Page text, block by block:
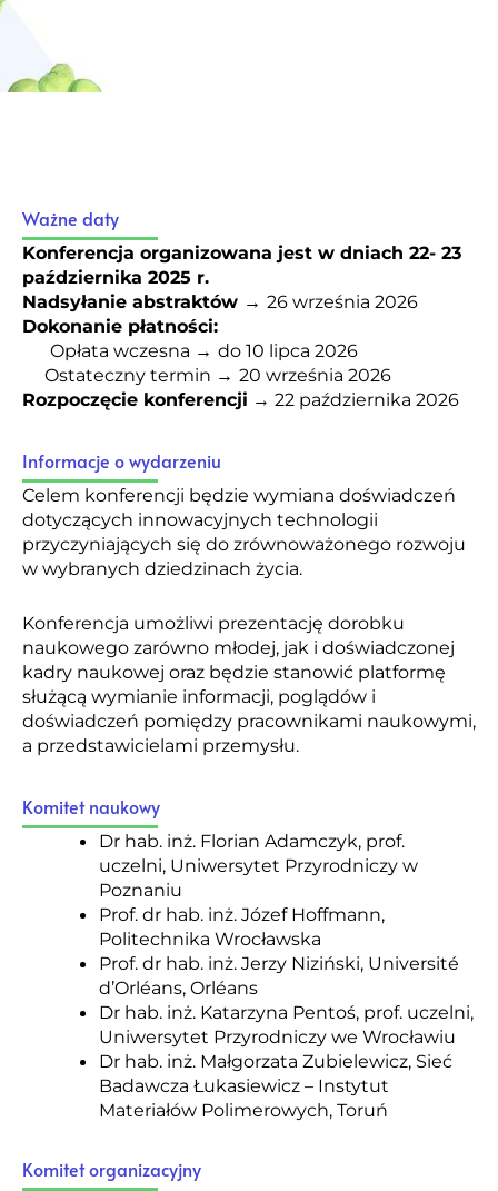
Ważne daty
Konferencja organizowana jest w dniach 22- 23
października 2025 r.
Nadsyłanie abstraktów → 26 września 2026
Dokonanie płatności:
Opłata wczesna → do 10 lipca 2026
Ostateczny termin → 20 września 2026
Rozpoczęcie konferencji → 22 października 2026
Informacje o wydarzeniu
Celem konferencji będzie wymiana doświadczeń
dotyczących innowacyjnych technologii
przyczyniających się do zrównoważonego rozwoju
w wybranych dziedzinach życia.
Konferencja umożliwi prezentację dorobku
naukowego zarówno młodej, jak i doświadczonej
kadry naukowej oraz będzie stanowić platformę
służącą wymianie informacji, poglądów i
doświadczeń pomiędzy pracownikami naukowymi,
a przedstawicielami przemysłu.
Komitet naukowy
Dr hab. inż. Florian Adamczyk, prof.
uczelni, Uniwersytet Przyrodniczy w
Poznaniu
Prof. dr hab. inż. Józef Hoffmann,
Politechnika Wrocławska
Prof. dr hab. inż. Jerzy Niziński, Université
d’Orléans, Orléans
Dr hab. inż. Katarzyna Pentoś, prof. uczelni,
Uniwersytet Przyrodniczy we Wrocławiu
Dr hab. inż. Małgorzata Zubielewicz, Sieć
Badawcza Łukasiewicz – Instytut
Materiałów Polimerowych, Toruń
Komitet organizacyjny